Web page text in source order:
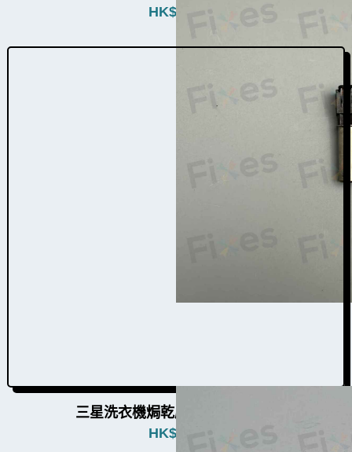
HK$
三星洗衣機焗乾感溫掣W022003
HK$